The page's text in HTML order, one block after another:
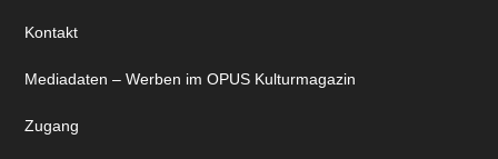
Kontakt
Mediadaten – Werben im OPUS Kulturmagazin
Zugang